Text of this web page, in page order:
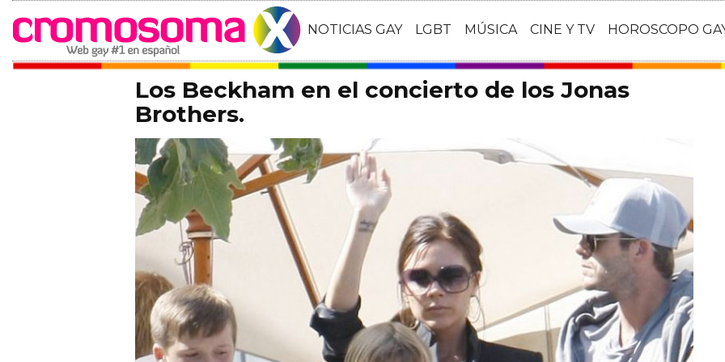
NOTICIAS GAY LGBT MÚSICA CINE Y TV HOROSCOPO
Los Beckham en el concierto de los Jonas
Brothers.